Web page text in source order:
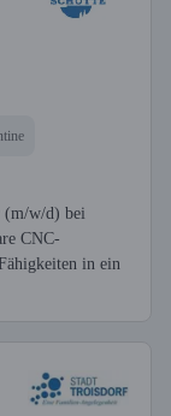
(m/w/d) bei
CNC-
in ein